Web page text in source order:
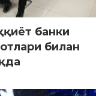
банки
билан